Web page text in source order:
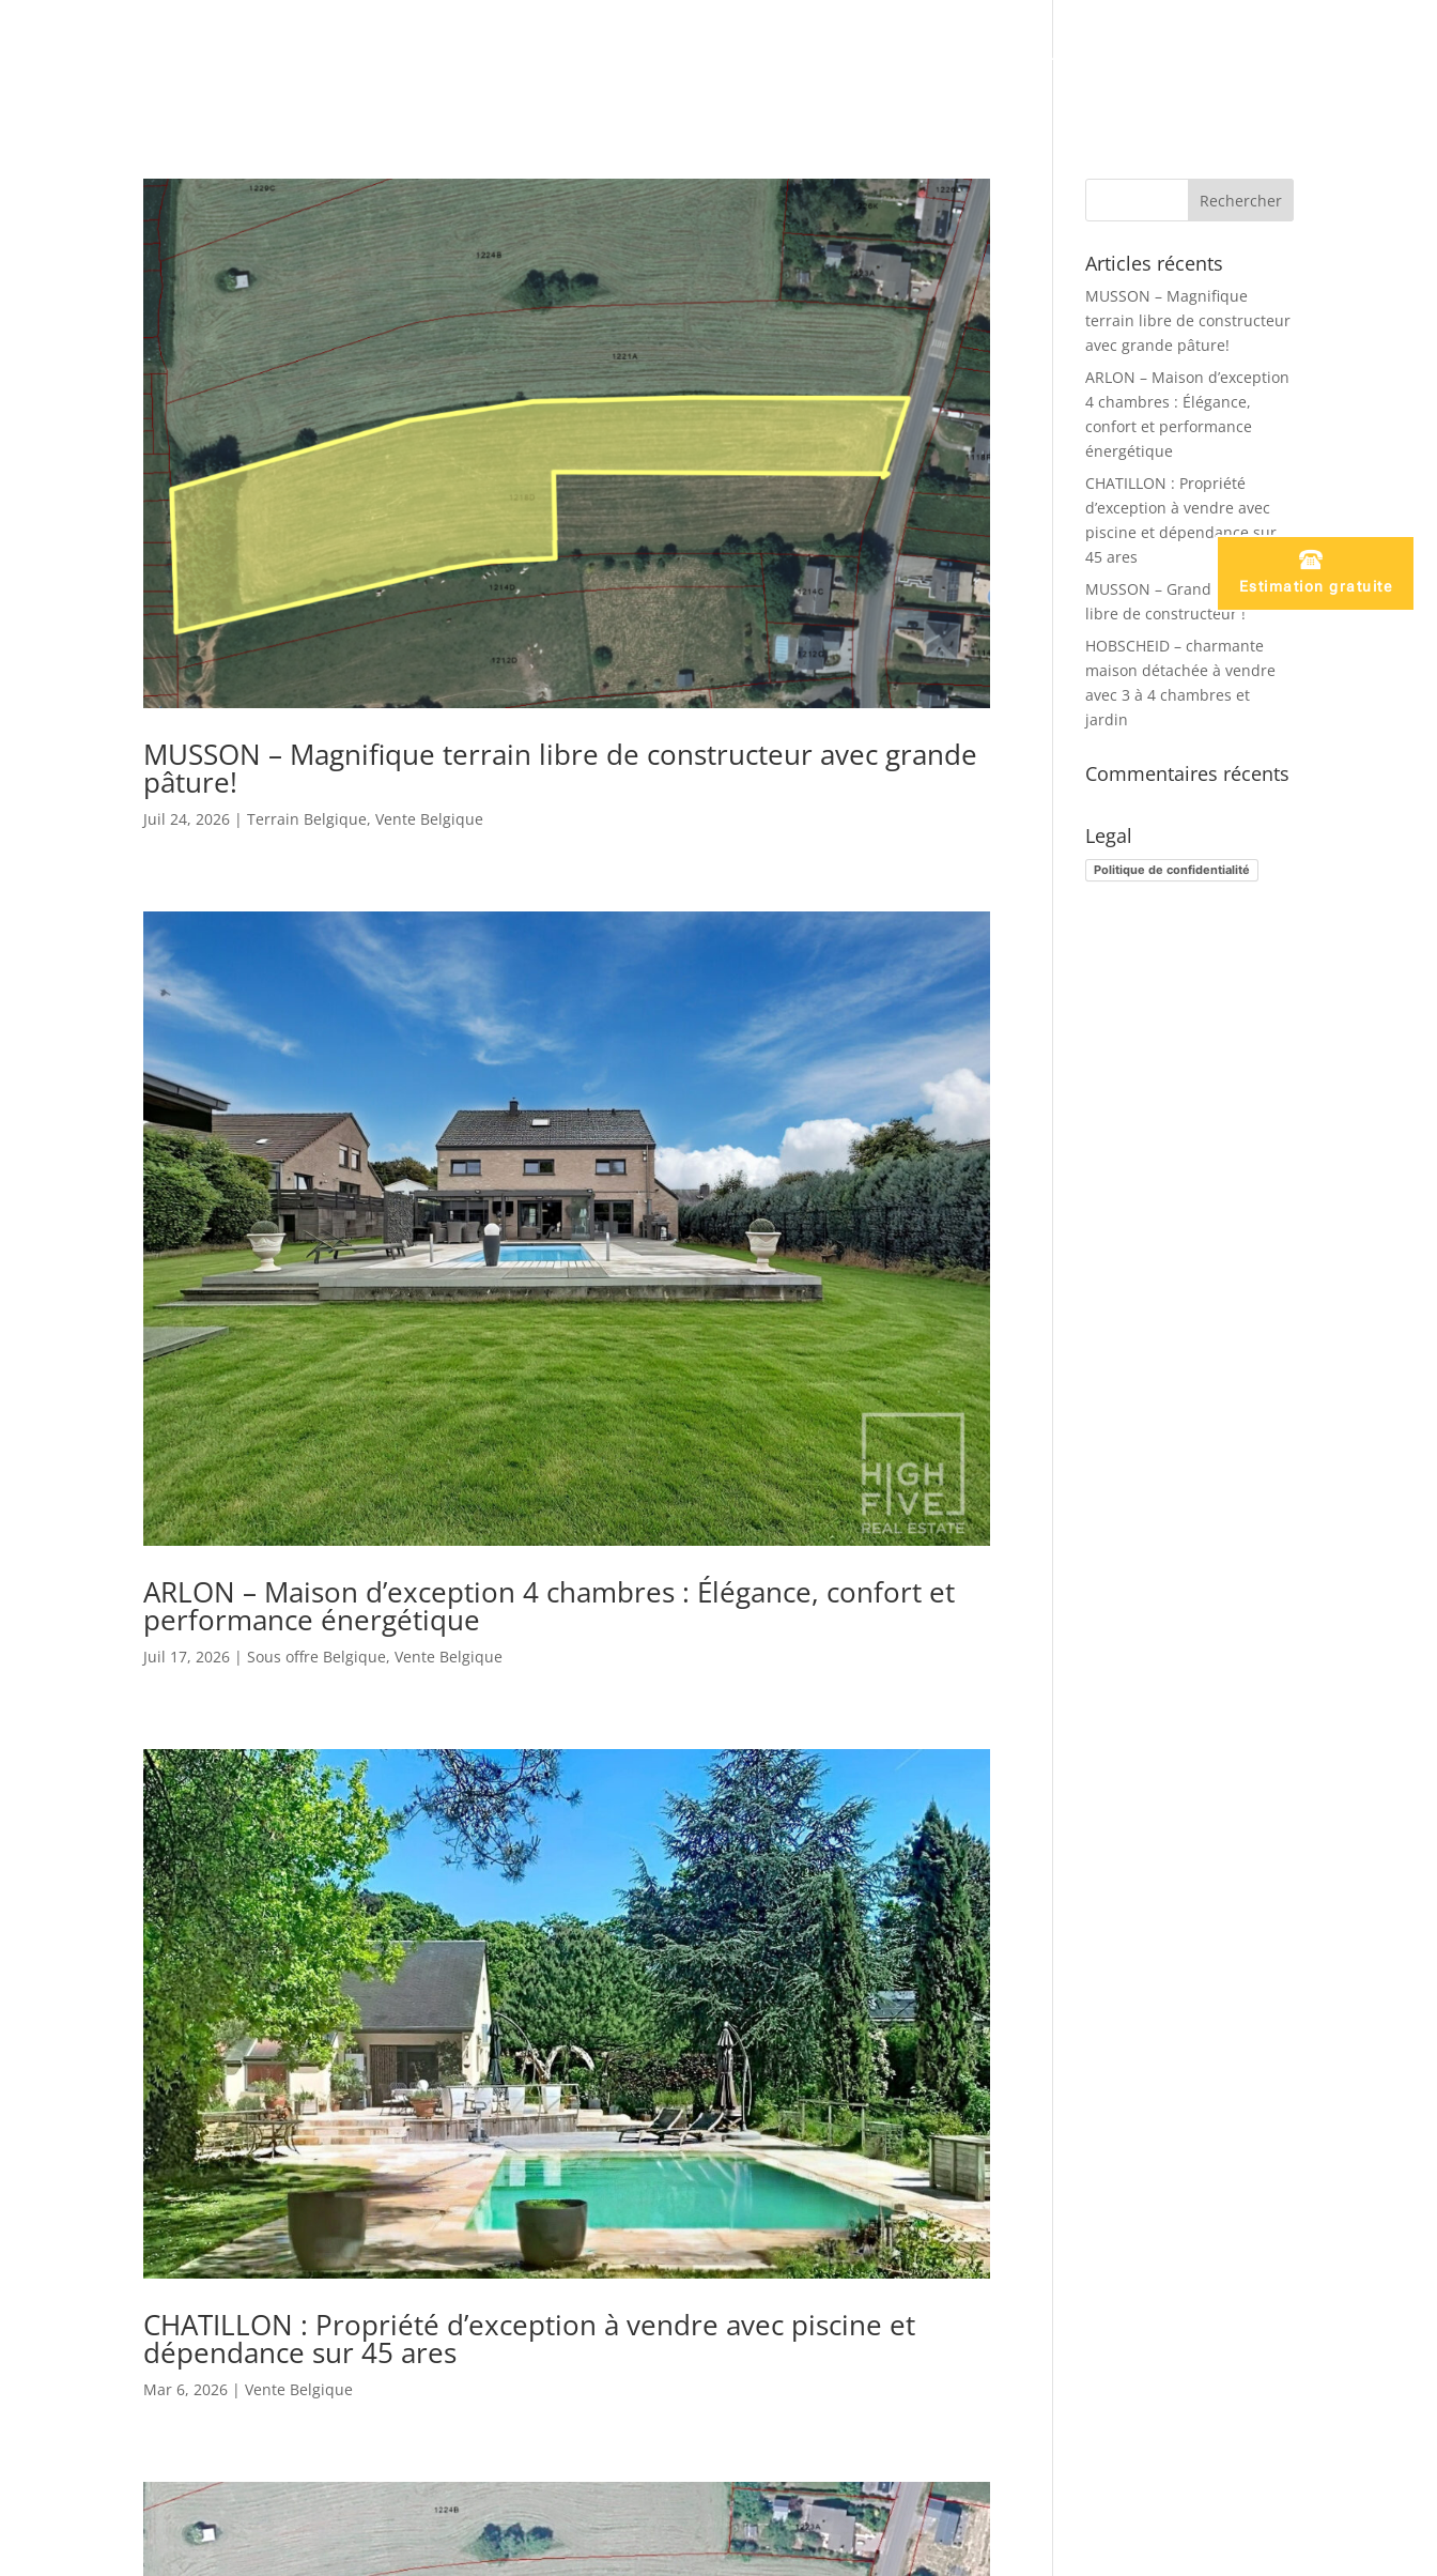
Home Organising
MUSSON – Magnifique terrain libre de constructeur avec grande
pâture!
Juil 24, 2026 |Terrain Belgique,Vente Belgique
ARLON – Maison d’exception 4 chambres : Élégance, confort et
performance énergétique
Juil 17, 2026 |Sous offre Belgique,Vente Belgique
CHATILLON : Propriété d’exception à vendre avec piscine et
dépendance sur 45 ares
Mar 6, 2026 |Vente Belgique
Articles récents
MUSSON – Magnifique
terrain libre de constructeur
avec grande pâture!
ARLON – Maison d’exception
4 chambres : Élégance,
confort et performance
énergétique
CHATILLON : Propriété
d’exception à vendre avec
piscine et dépendance sur
45 ares
MUSSON – Grand terrain
libre de constructeur !
HOBSCHEID – charmante
maison détachée à vendre
avec 3 à 4 chambres et
jardin
Commentaires récents
Legal
Politique de confidentialité
Estimation gratuite